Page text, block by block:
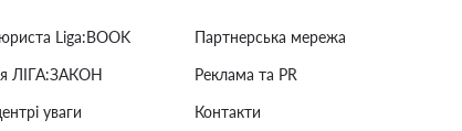
Liga:BOOK
ЛІГА:ЗАКОН
уваги
Партнерська мережа
Реклама та PR
Контакти